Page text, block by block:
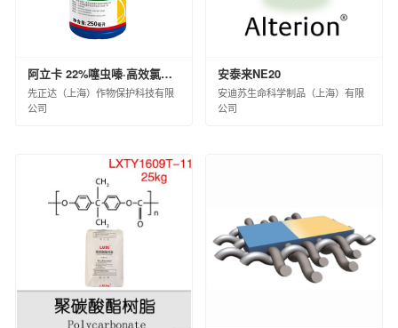
阿立卡 22%噻虫嗪·高效氯氟氰菊酯微囊悬浮-悬浮剂 8×60×10ML(白标)
先正达（上海）作物保护科技有限
公司
安泰来NE20
安迪苏生命科学制品（上海）有限
公司